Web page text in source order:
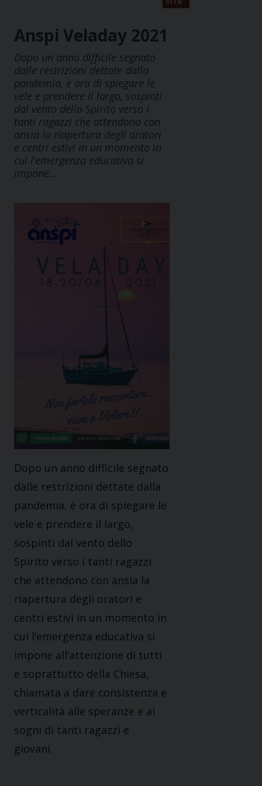
Anspi Veladay 2021
Dopo un anno difficile segnato
dalle restrizioni dettate dalla
pandemia, è ora di spiegare le
vele e prendere il largo, sospinti
dal vento dello Spirito verso i
tanti ragazzi che attendono con
ansia la riapertura degli oratori
e centri estivi in un momento in
cui l’emergenza educativa si
impone…
Dopo un anno difficile segnato
dalle restrizioni dettate dalla
pandemia, è ora di spiegare le
vele e prendere il largo,
sospinti dal vento dello
Spirito verso i tanti ragazzi
che attendono con ansia la
riapertura degli oratori e
centri estivi in un momento in
cui l’emergenza educativa si
impone all’attenzione di tutti
e soprattutto della Chiesa,
chiamata a dare consistenza e
verticalità alle speranze e ai
sogni di tanti ragazzi e
giovani.